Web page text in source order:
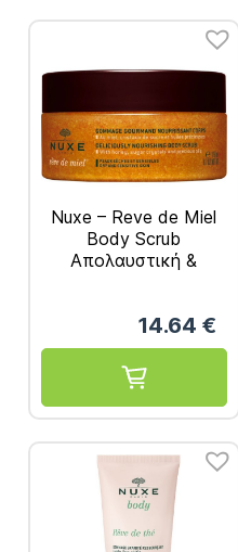
Nuxe – Reve de Miel
Body Scrub
Απολαυστική &
175ml14.64 €